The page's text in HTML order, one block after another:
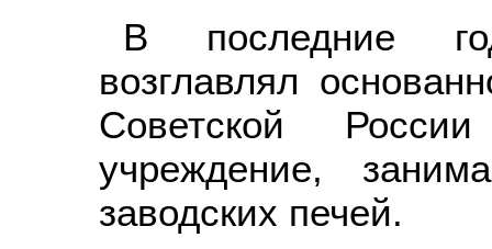
В последние
возглавлял
Советской
учреждение,
заводских печей.